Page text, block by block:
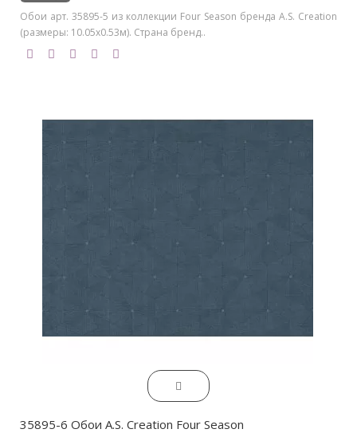
Обои арт. 35895-5 из коллекции Four Season бренда A.S. Creation
(размеры: 10.05х0.53м). Страна бренд..
35895-6 Обои A.S. Creation Four Season